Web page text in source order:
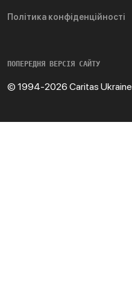
Політика конфіденційності
ПОПЕРЕДНЯ ВЕРСІЯ САЙТУ
© 1994-2026 Caritas Ukraine